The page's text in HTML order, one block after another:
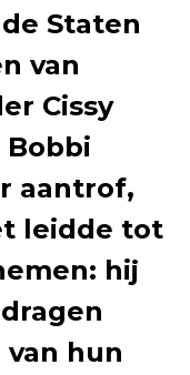
Staten
van
Cissy
aantrof,
leidde tot
hij
hun